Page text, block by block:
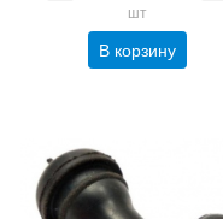
шт
В корзину